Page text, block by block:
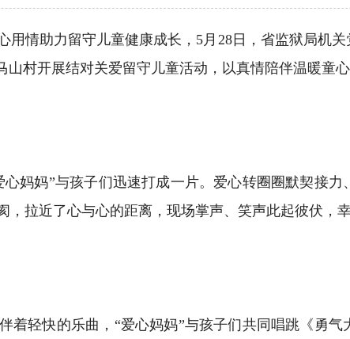
情助力留守儿童健康成长，5月28日，省监狱局机关
村开展结对关爱留守儿童活动，以真情陪伴温暖童
妈”与孩子们迅速打成一片。爱心转圈圈默契接力
拉近了心与心的距离，现场掌声、笑声此起彼伏，
轻快的乐曲，“爱心妈妈”与孩子们共同唱跳《勇气